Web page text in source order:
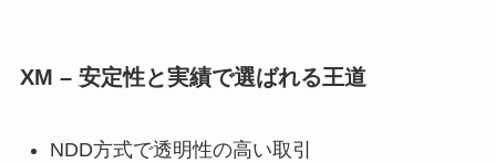
XM – 安定性と実績で選ばれる王道
NDD方式で透明性の高い取引